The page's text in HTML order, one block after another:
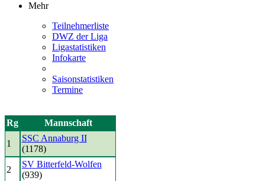
Mehr
Teilnehmerliste
DWZ der Liga
Ligastatistiken
Infokarte
Saisonstatistiken
Termine
Rg Mannschaft
1
SSC Annaburg II
(1178)
2
SV Bitterfeld-Wolfen
(939)